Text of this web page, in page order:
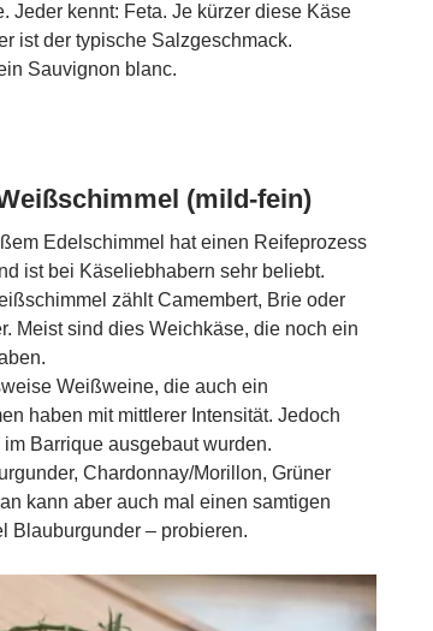
Jeder kennt: Feta. Je kürzer diese Käse
ist der typische Salzgeschmack.
Sauvignon blanc.
(mild-fein)
Edelschimmel hat einen Reifeprozess
ist bei Käseliebhabern sehr beliebt.
zählt Camembert, Brie oder
Meist sind dies Weichkäse, die noch ein
Weißweine, die auch ein
haben mit mittlerer Intensität. Jedoch
Barrique ausgebaut wurden.
Chardonnay/Morillon, Grüner
kann aber auch mal einen samtigen
Blauburgunder – probieren.